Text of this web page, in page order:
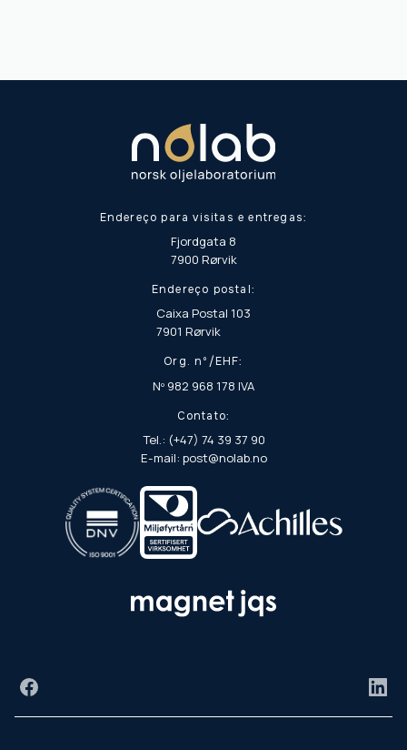
Endereço para visitas e entregas:
Fjordgata 8
7900 Rørvik
Endereço postal:
Caixa Postal 103
7901 Rørvik
Org. nº/EHF:
Nº 982 968 178 IVA
Contato:
Tel.: (+47) 74 39 37 90
E-mail: post@nolab.no
Facebook